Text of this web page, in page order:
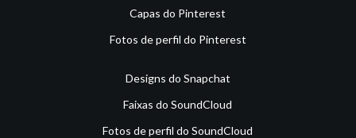
Capas do Pinterest
Fotos de perfil do Pinterest
Designs do Snapchat
Faixas do SoundCloud
Fotos de perfil do SoundCloud